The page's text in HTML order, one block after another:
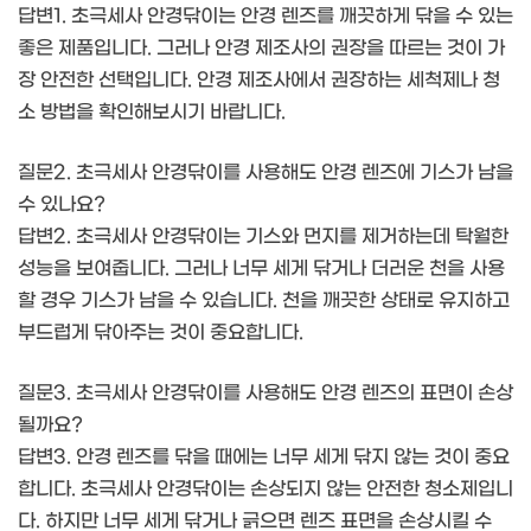
답변1. 초극세사 안경닦이는 안경 렌즈를 깨끗하게 닦을 수 있는
좋은 제품입니다. 그러나 안경 제조사의 권장을 따르는 것이 가
장 안전한 선택입니다. 안경 제조사에서 권장하는 세척제나 청
소 방법을 확인해보시기 바랍니다.
질문2. 초극세사 안경닦이를 사용해도 안경 렌즈에 기스가 남을
수 있나요?
답변2. 초극세사 안경닦이는 기스와 먼지를 제거하는데 탁월한
성능을 보여줍니다. 그러나 너무 세게 닦거나 더러운 천을 사용
할 경우 기스가 남을 수 있습니다. 천을 깨끗한 상태로 유지하고
부드럽게 닦아주는 것이 중요합니다.
질문3. 초극세사 안경닦이를 사용해도 안경 렌즈의 표면이 손상
될까요?
답변3. 안경 렌즈를 닦을 때에는 너무 세게 닦지 않는 것이 중요
합니다. 초극세사 안경닦이는 손상되지 않는 안전한 청소제입니
다. 하지만 너무 세게 닦거나 긁으면 렌즈 표면을 손상시킬 수